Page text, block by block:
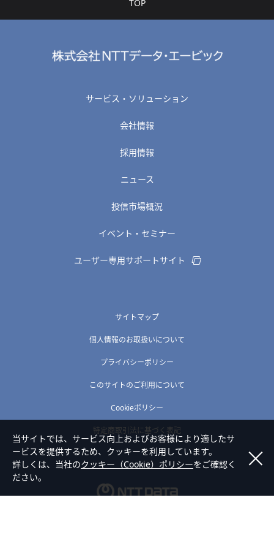
TOP
サービス・ソリューション
会社情報
採用情報
ニュース
投信市場概況
イベント・セミナー
ユーザー専用サポートサイト
サイトマップ
個人情報のお取扱いについて
プライバシーポリシー
このサイトのご利用について
Cookieポリシー
特定商取引法に基づく表記
当サイトでは、サービス向上およびお客様により適したサ
ービスを提供するため、クッキーを利用しています。
詳しくは、当社のクッキー（Cookie）ポリシーをご確認く
ださい。